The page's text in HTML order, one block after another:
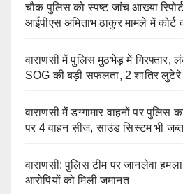
चौक पुलिस को स्पष्ट जांच आख्या
आईपीएस अमिताभ ठाकुर मामले में
वाराणसी में पुलिस मुठभेड़ में गिरफ्तार,
SOG की बड़ी सफलता, 2 शातिर
वाराणसी में डग्गामार वाहनों पर
पर 4 वाहन सीज, साउंड सिस्टम भी
वाराणसी: पुलिस टीम पर जानलेवा
आरोपियों को मिली जमानत